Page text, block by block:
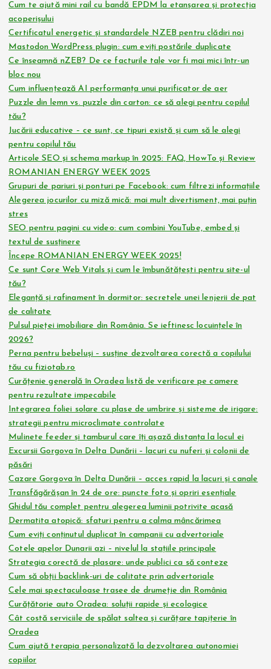
Cum te ajută mini rail cu bandă EPDM la etanșarea și protecția
acoperișului
Certificatul energetic și standardele NZEB pentru clădiri noi
Mastodon WordPress plugin: cum eviți postările duplicate
Ce înseamnă nZEB? De ce facturile tale vor fi mai mici într-un
bloc nou
Cum influențează AI performanța unui purificator de aer
Puzzle din lemn vs. puzzle din carton: ce să alegi pentru copilul
tău?
Jucării educative – ce sunt, ce tipuri există și cum să le alegi
pentru copilul tău
Articole SEO și schema markup în 2025: FAQ, HowTo și Review
ROMANIAN ENERGY WEEK 2025
Grupuri de pariuri și ponturi pe Facebook: cum filtrezi informațiile
Alegerea jocurilor cu miză mică: mai mult divertisment, mai puțin
stres
SEO pentru pagini cu video: cum combini YouTube, embed și
textul de susținere
Începe ROMANIAN ENERGY WEEK 2025!
Ce sunt Core Web Vitals și cum le îmbunătățești pentru site-ul
tău?
Eleganță și rafinament în dormitor: secretele unei lenjerii de pat
de calitate
Pulsul pieței imobiliare din România. Se ieftinesc locuințele în
2026?
Perna pentru bebeluși – susține dezvoltarea corectă a copilului
tău cu fiziotab.ro
Curățenie generală în Oradea listă de verificare pe camere
pentru rezultate impecabile
Integrarea foliei solare cu plase de umbrire și sisteme de irigare:
strategii pentru microclimate controlate
Mulinete feeder și tamburul care îți așază distanța la locul ei
Excursii Gorgova în Delta Dunării – lacuri cu nuferi și colonii de
păsări
Cazare Gorgova în Delta Dunării – acces rapid la lacuri și canale
Transfăgărășan în 24 de ore: puncte foto și opriri esențiale
Ghidul tău complet pentru alegerea luminii potrivite acasă
Dermatita atopică: sfaturi pentru a calma mâncărimea
Cum eviți conținutul duplicat în campanii cu advertoriale
Cotele apelor Dunarii azi – nivelul la stațiile principale
Strategia corectă de plasare: unde publici ca să conteze
Cum să obții backlink-uri de calitate prin advertoriale
Cele mai spectaculoase trasee de drumeție din România
Curățătorie auto Oradea: soluții rapide și ecologice
Cât costă serviciile de spălat saltea și curățare tapițerie în
Oradea
Cum ajută terapia personalizată la dezvoltarea autonomiei
copiilor